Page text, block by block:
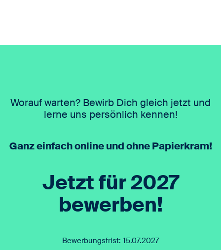
Worauf warten? Bewirb Dich gleich jetzt und
lerne uns persönlich kennen!
Ganz einfach online und ohne Papierkram!
Jetzt für 2027
bewerben!
Bewerbungsfrist: 15.07.2027